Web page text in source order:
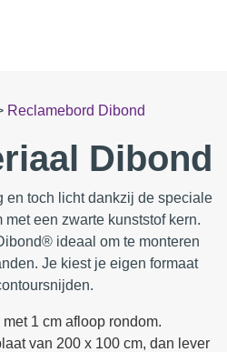
Reclamebord Dibond
Dibond
en toch licht dankzij de speciale
een zwarte kunststof kern.
ideaal om te monteren
Je kiest je eigen formaat
1 cm afloop rondom.
van 200 x 100 cm, dan lever